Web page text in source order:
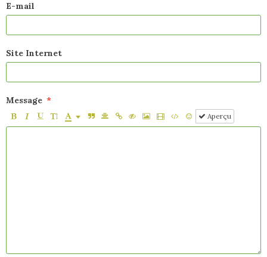
E-mail
Site Internet
Message
Aperçu